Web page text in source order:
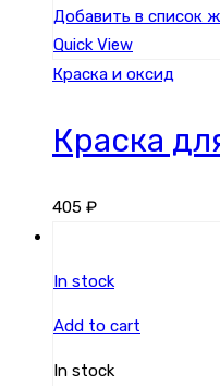
Добавить в список
Quick View
Краска и оксид
Краска
405 ₽
In stock
Add to cart
In stock